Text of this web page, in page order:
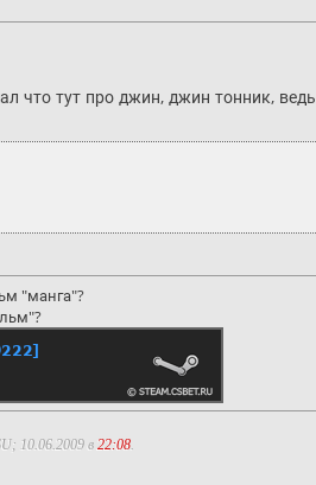
что тут про джин, джин тонник, ведь
"манга"?
10.06.2009 в 22:08